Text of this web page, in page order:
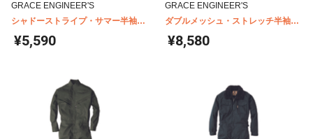
GRACE ENGINEER'S
シャドーストライプ・サマー半袖ツ
ナギ GE-525
¥5,590
GRACE ENGINEER'S
ダブルメッシュ・ストレッチ半袖ツ
ナギ GE-445
¥8,580